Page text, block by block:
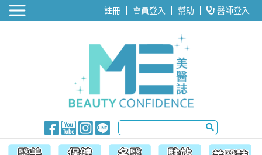
醫美整形 註冊 會員登入 幫助 醫師登入